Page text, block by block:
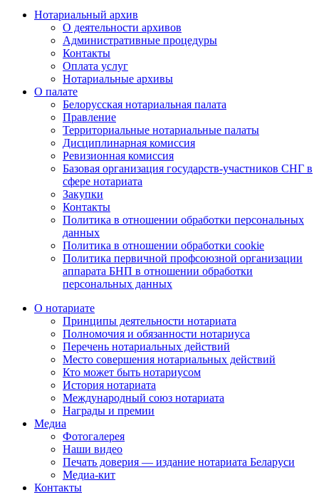
Нотариальный архив
О деятельности архивов
Административные процедуры
Контакты
Оплата услуг
Нотариальные архивы
О палате
Белорусская нотариальная палата
Правление
Территориальные нотариальные палаты
Дисциплинарная комиссия
Ревизионная комиссия
Базовая организация государств-участников СНГ в
сфере нотариата
Закупки
Контакты
Политика в отношении обработки персональных
данных
Политика в отношении обработки cookie
Политика первичной профсоюзной организации
аппарата БНП в отношении обработки
персональных данных
О нотариате
Принципы деятельности нотариата
Полномочия и обязанности нотариуса
Перечень нотариальных действий
Место совершения нотариальных действий
Кто может быть нотариусом
История нотариата
Международный союз нотариата
Награды и премии
Медиа
Фотогалерея
Наши видео
Печать доверия — издание нотариата Беларуси
Медиа-кит
Контакты